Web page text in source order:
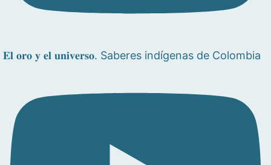
𝐄𝐥 𝐨𝐫𝐨 𝐲 𝐞𝐥 𝐮𝐧𝐢𝐯𝐞𝐫𝐬𝐨. Saberes indígenas de Colombia